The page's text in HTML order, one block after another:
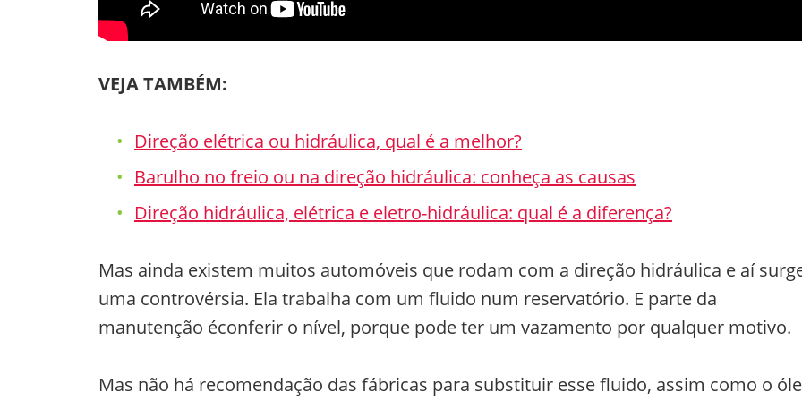
VEJA TAMBÉM:
Direção elétrica ou hidráulica, qual é a melhor?
Barulho no freio ou na direção hidráulica: conheça as causas
Direção hidráulica, elétrica e eletro-hidráulica: qual é a diferença?
Mas ainda existem muitos automóveis que rodam com a direção hidráulica e aí
uma controvérsia. Ela trabalha com um fluido num reservatório. E parte da
manutenção éconferir o nível, porque pode ter um vazamento por qualquer motivo.
Mas não há recomendação das fábricas para substituir esse fluido, assim como o